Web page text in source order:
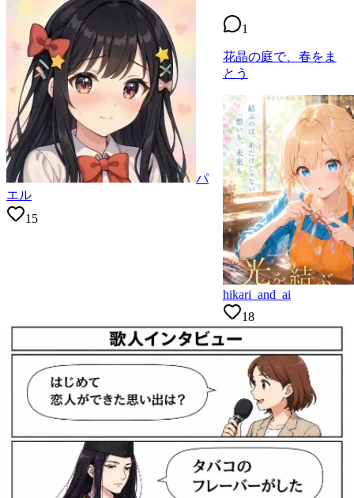
パ
エル
15
1
花晶の庭で、春をま
とう
hikari_and_ai
18